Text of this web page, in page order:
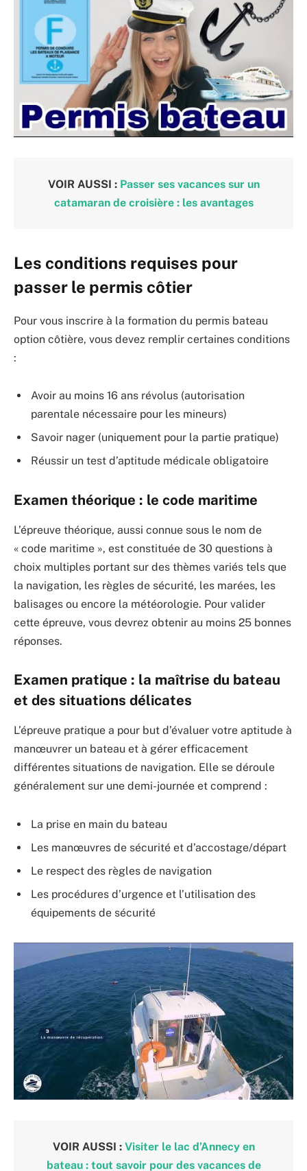
VOIR AUSSI : Passer ses vacances sur un
catamaran de croisière : les avantages
Les conditions requises pour
passer le permis côtier
Pour vous inscrire à la formation du permis bateau
option côtière, vous devez remplir certaines conditions
:
Avoir au moins 16 ans révolus (autorisation
parentale nécessaire pour les mineurs)
Savoir nager (uniquement pour la partie pratique)
Réussir un test d’aptitude médicale obligatoire
Examen théorique : le code maritime
L’épreuve théorique, aussi connue sous le nom de
« code maritime », est constituée de 30 questions à
choix multiples portant sur des thèmes variés tels que
la navigation, les règles de sécurité, les marées, les
balisages ou encore la météorologie. Pour valider
cette épreuve, vous devrez obtenir au moins 25 bonnes
réponses.
Examen pratique : la maîtrise du bateau
et des situations délicates
L’épreuve pratique a pour but d’évaluer votre aptitude à
manœuvrer un bateau et à gérer efficacement
différentes situations de navigation. Elle se déroule
généralement sur une demi-journée et comprend :
La prise en main du bateau
Les manœuvres de sécurité et d’accostage/départ
Le respect des règles de navigation
Les procédures d’urgence et l’utilisation des
équipements de sécurité
VOIR AUSSI : Visiter le lac d’Annecy en
bateau : tout savoir pour des vacances de